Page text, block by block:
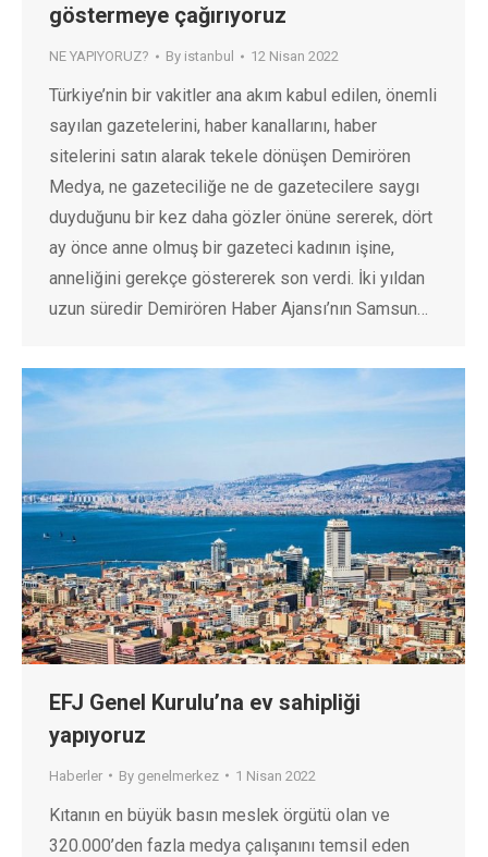
göstermeye çağırıyoruz
NE YAPIYORUZ? By istanbul 12 Nisan 2022
Türkiye’nin bir vakitler ana akım kabul edilen, önemli
sayılan gazetelerini, haber kanallarını, haber
sitelerini satın alarak tekele dönüşen Demirören
Medya, ne gazeteciliğe ne de gazetecilere saygı
duyduğunu bir kez daha gözler önüne sererek, dört
ay önce anne olmuş bir gazeteci kadının işine,
anneliğini gerekçe göstererek son verdi. İki yıldan
uzun süredir Demirören Haber Ajansı’nın Samsun…
EFJ Genel Kurulu’na ev sahipliği
yapıyoruz
Haberler By genelmerkez 1 Nisan 2022
Kıtanın en büyük basın meslek örgütü olan ve
320.000’den fazla medya çalışanını temsil eden